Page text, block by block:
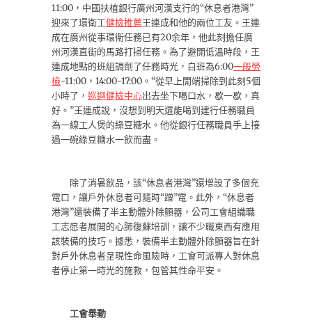
11:00，中國扶植銀行廣州河漢支行的“休息者港灣”
迎來了環衛工健檢推薦王連成和他的兩位工友。王連
成在廣州從事環衛任務已有20余年，他此刻擔任廣
州河漢直街的馬路打掃任務。為了避開低溫時段，王
連成地點的班組調劑了任務時光，白班為6:00一般勞
檢-11:00，14:00-17:00。“從早上開端掃除到此刻5個
小時了， 巡迴健檢中心出去坐下喝口水，歇一歇，真
好。”王連成說，沒想到明天還能喝到建行任務職員
為一線工人煲的綠豆糖水。他從銀行任務職員手上接
過一碗綠豆糖水一飲而盡。
除了消暑飲品，該“休息者港灣”還增設了多個充
電口，讓戶外休息者可隨時“蹭”電。此外，“休息者
港灣”還裝備了半主動體外除顫器，公司工會組織職
工志愿者展開的心肺復蘇培訓，讓不少職東西有應用
該裝備的技巧。據悉，裝備半主動體外除顫器旨在針
對戶外休息者呈現性命風險時，工會可派專人對休息
者停止第一時光的施救，包管其性命平安。
工會舉動